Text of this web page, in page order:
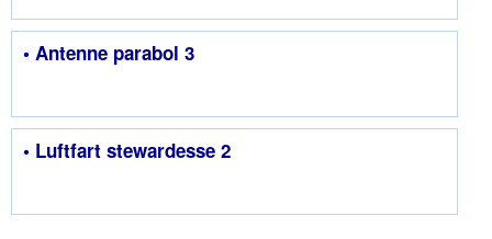
• Antenne parabol 3
• Luftfart stewardesse 2